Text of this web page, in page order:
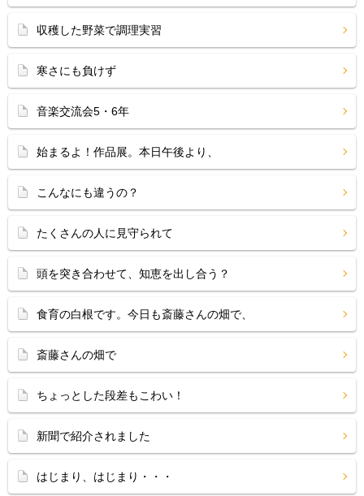
収穫した野菜で調理実習
寒さにも負けず
音楽交流会5・6年
始まるよ！作品展。本日午後より、
こんなにも違うの？
たくさんの人に見守られて
頭を突き合わせて、知恵を出し合う？
食育の白根です。今日も斎藤さんの畑で、
斎藤さんの畑で
ちょっとした段差もこわい！
新聞で紹介されました
はじまり、はじまり・・・